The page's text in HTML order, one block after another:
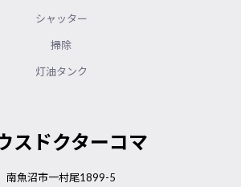
シャッター
掃除
灯油タンク
スドクターコマ
南魚沼市一村尾1899-5